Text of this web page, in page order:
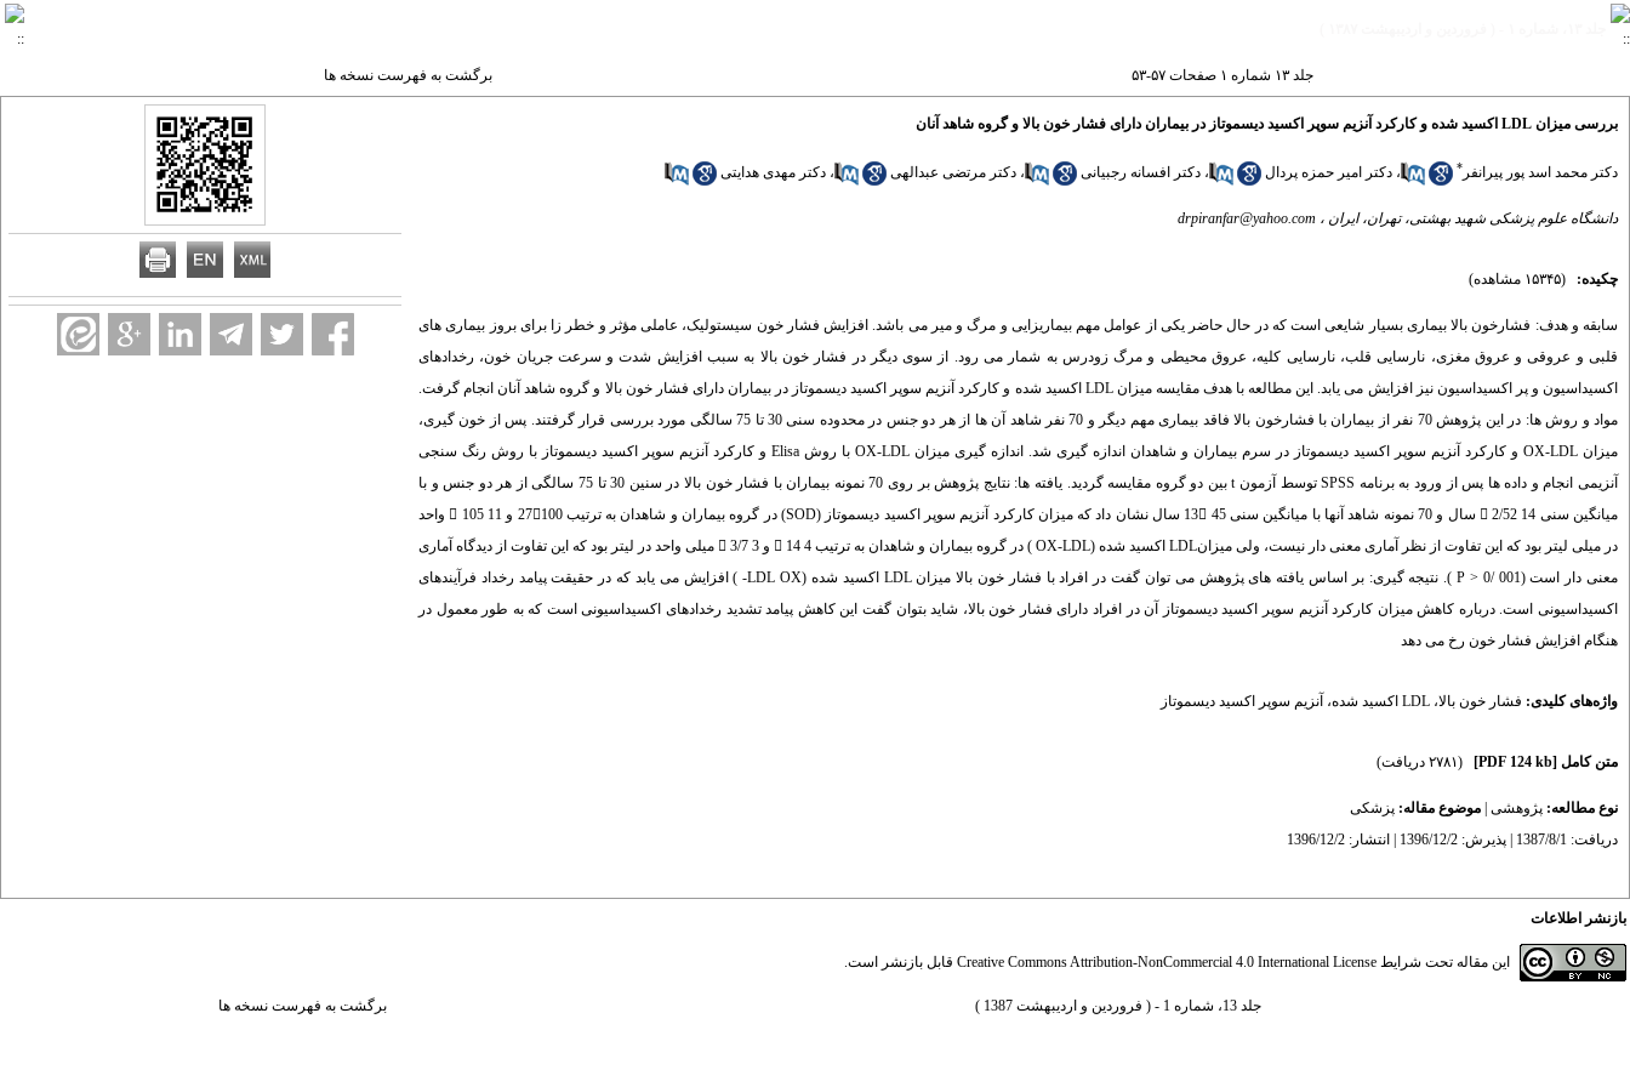
جلد ۱۳ شماره ۱ صفحات ۵۷-۵۳ برگشت به فهرست نسخه ها
بررسی میزان LDL اکسید شده و کارکرد آنزیم سوپر اکسید دیسموتاز در بیماران دارای فشار خون بالا و گروه شاهد آنان
دکتر محمد اسد پور پیرانفر * ، دکتر امیر حمزه پردال ، دکتر افسانه رجبیانی ، دکتر مرتضی عبدالهی ، دکتر مهدی هدایتی
دانشگاه علوم پزشکی شهید بهشتی، تهران، ایران ، drpiranfar@yahoo.com
چکیده: (۱۵۳۴۵ مشاهده)
سابقه و هدف: فشارخون بالا بیماری بسیار شایعی است که در حال حاضر یکی از عوامل مهم بیماریزایی و مرگ و میر می باشد. افزایش فشار خون سیستولیک، عاملی مؤثر و خطر زا برای بروز بیماری های
قلبی و عروقی و عروق مغزی، نارسایی قلب، نارسایی کلیه، عروق محیطی و مرگ زودرس به شمار می رود. از سوی دیگر در فشار خون بالا به سبب افزایش شدت و سرعت جریان خون، رخدادهای
اکسیداسیون و پر اکسیداسیون نیز افزایش می یابد. این مطالعه با هدف مقایسه میزان LDL اکسید شده و کارکرد آنزیم سوپر اکسید دیسموتاز در بیماران دارای فشار خون بالا و گروه شاهد آنان انجام گرفت.
مواد و روش ها: در این پژوهش 70 نفر از بیماران با فشارخون بالا فاقد بیماری مهم دیگر و 70 نفر شاهد آن ها از هر دو جنس در محدوده سنی 30 تا 75 سالگی مورد بررسی قرار گرفتند. پس از خون گیری،
میزان OX-LDL و کارکرد آنزیم سوپر اکسید دیسموتاز در سرم بیماران و شاهدان اندازه گیری شد. اندازه گیری میزان OX-LDL با روش Elisa و کارکرد آنزیم سوپر اکسید دیسموتاز با روش رنگ سنجی
آنزیمی انجام و داده ها پس از ورود به برنامه SPSS توسط آزمون t بین دو گروه مقایسه گردید. یافته ها: نتایج پژوهش بر روی 70 نمونه بیماران با فشار خون بالا در سنین 30 تا 75 سالگی از هر دو جنس و با
میانگین سنی 14  2/52 سال و 70 نمونه شاهد آنها با میانگین سنی 13 45 سال نشان داد که میزان کارکرد آنزیم سوپر اکسید دیسموتاز (SOD) در گروه بیماران و شاهدان به ترتیب 27100 و 11  105 واحد
در میلی لیتر بود که این تفاوت از نظر آماری معنی دار نیست، ولی میزانLDL اکسید شده (OX-LDL ) در گروه بیماران و شاهدان به ترتیب 4  14 و 3  3/7 میلی واحد در لیتر بود که این تفاوت از دیدگاه آماری
معنی دار است (001 /0 < P ). نتیجه گیری: بر اساس یافته های پژوهش می توان گفت در افراد با فشار خون بالا میزان LDL اکسید شده (LDL OX- ) افزایش می یابد که در حقیقت پیامد رخداد فرآیندهای
اکسیداسیونی است. درباره کاهش میزان کارکرد آنزیم سوپر اکسید دیسموتاز آن در افراد دارای فشار خون بالا، شاید بتوان گفت این کاهش پیامد تشدید رخدادهای اکسیداسیونی است که به طور معمول در
هنگام افزایش فشار خون رخ می دهد
واژه‌های کلیدی: فشار خون بالا، LDL اکسید شده ، آنزیم سوپر اکسید دیسموتاز
متن کامل [PDF 124 kb] (۲۷۸۱ دریافت)
نوع مطالعه: پژوهشی موضوع مقاله: پزشکی
دریافت: 1387/8/1 | پذیرش: 1396/12/2 | انتشار: 1396/12/2
بازنشر اطلاعات
این مقاله تحت شرایط Creative Commons Attribution-NonCommercial 4.0 International License قابل بازنشر است.
جلد 13، شماره 1 - ( فروردین و اردیبهشت 1387 ) برگشت به فهرست نسخه ها